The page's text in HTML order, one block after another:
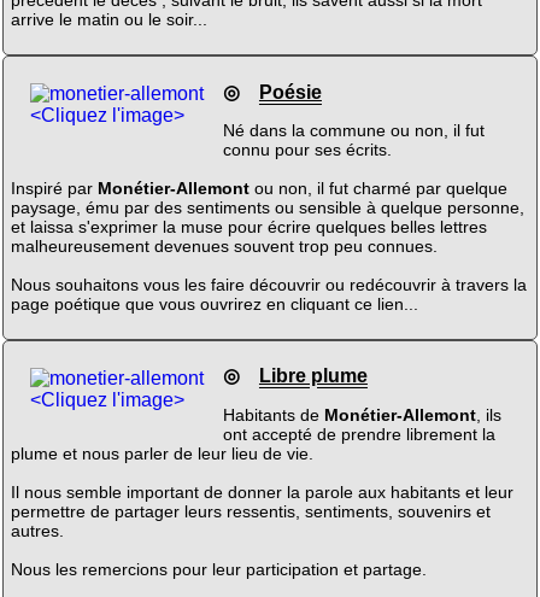
arrive le matin ou le soir...
<Cliquez l'image>
◎ Poésie
Né dans la commune ou non, il fut
connu pour ses écrits.
Inspiré par Monétier-Allemontou non, il fut charmé par quelque
paysage, ému par des sentiments ou sensible à quelque personne,
et laissa s'exprimer la muse pour écrire quelques belles lettres
malheureusement devenues souvent trop peu connues.
Nous souhaitons vous les faire découvrir ou redécouvrir à travers la
page poétique que vous ouvrirez en cliquant ce lien...
<Cliquez l'image>
◎ Libre plume
Habitants de Monétier-Allemont, ils
ont accepté de prendre librement la
plume et nous parler de leur lieu de vie.
Il nous semble important de donner la parole aux habitants et leur
permettre de partager leurs ressentis, sentiments, souvenirs et
autres.
Nous les remercions pour leur participation et partage.